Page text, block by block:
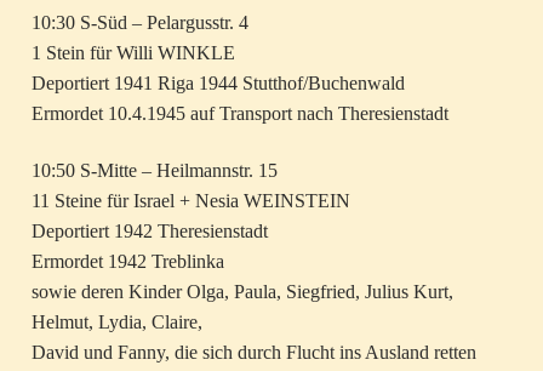
10:30 S-Süd – Pelargusstr. 4
1 Stein für Willi WINKLE
Deportiert 1941 Riga 1944 Stutthof/Buchenwald
Ermordet 10.4.1945 auf Transport nach Theresienstadt
10:50 S-Mitte – Heilmannstr. 15
11 Steine für Israel + Nesia WEINSTEIN
Deportiert 1942 Theresienstadt
Ermordet 1942 Treblinka
sowie deren Kinder Olga, Paula, Siegfried, Julius Kurt,
Helmut, Lydia, Claire,
David und Fanny, die sich durch Flucht ins Ausland retten